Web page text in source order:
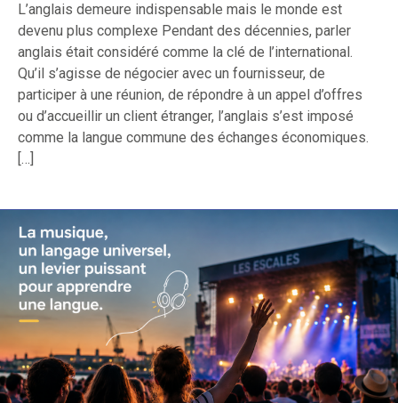
L’anglais demeure indispensable mais le monde est
devenu plus complexe Pendant des décennies, parler
anglais était considéré comme la clé de l’international.
Qu’il s’agisse de négocier avec un fournisseur, de
participer à une réunion, de répondre à un appel d’offres
ou d’accueillir un client étranger, l’anglais s’est imposé
comme la langue commune des échanges économiques.
[…]